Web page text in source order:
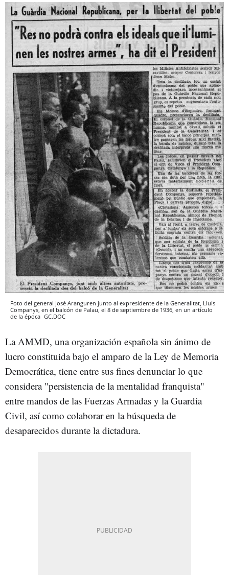
Foto del general José Aranguren junto al expresidente de la Generalitat, Lluís
Companys, en el balcón de Palau, el 8 de septiembre de 1936, en un artículo
de la época GC.DOC
La AMMD, una organización española sin ánimo de
lucro constituida bajo el amparo de la Ley de Memoria
Democrática, tiene entre sus fines denunciar lo que
considera "persistencia de la mentalidad franquista"
entre mandos de las Fuerzas Armadas y la Guardia
Civil, así como colaborar en la búsqueda de
desaparecidos durante la dictadura.